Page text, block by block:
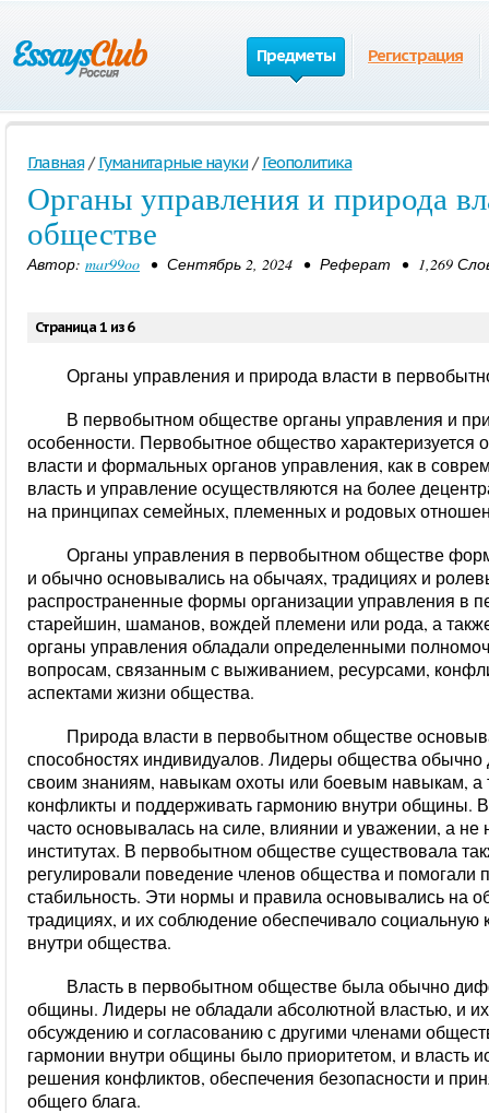
Предметы Регистрация
Главная / Гуманитарные науки / Геополитика
Органы управления и природа
обществе
Автор: mar99oo • Сентябрь 2, 2024 • Реферат • 1,269
Страница 1 из 6
Органы управления и природа власти в
В первобытном обществе органы управления и
особенности. Первобытное общество характеризуется
власти и формальных органов управления, как в
власть и управление осуществляются на более
на принципах семейных, племенных и родовых
Органы управления в первобытном обществе
и обычно основывались на обычаях, традициях и
распространенные формы организации управления в
старейшин, шаманов, вождей племени или рода, а
органы управления обладали определенными
вопросам, связанным с выживанием, ресурсами,
аспектами жизни общества.
Природа власти в первобытном обществе
способностях индивидуалов. Лидеры общества обычно
своим знаниям, навыкам охоты или боевым навыкам, а
конфликты и поддерживать гармонию внутри общины.
часто основывалась на силе, влиянии и уважении, а
институтах. В первобытном обществе существовала
регулировали поведение членов общества и помогали
стабильность. Эти нормы и правила основывались на
традициях, и их соблюдение обеспечивало социальную
внутри общества.
Власть в первобытном обществе была обычно
общины. Лидеры не обладали абсолютной властью, и
обсуждению и согласованию с другими членами
гармонии внутри общины было приоритетом, и власть
решения конфликтов, обеспечения безопасности и
общего блага.